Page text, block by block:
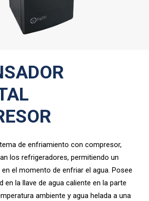
de enfriamiento con compresor,
los refrigeradores, permitiendo un
el momento de enfriar el agua. Posee
en la llave de agua caliente en la parte
ambiente y agua helada a una